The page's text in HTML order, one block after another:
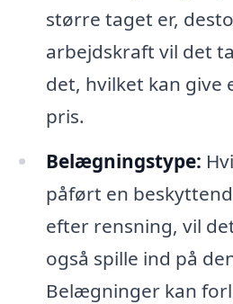
større taget er,
arbejdskraft vil det
det, hvilket kan give
pris.
Belægningstype:
påført en
efter rensning, vil
også spille ind på
Belægninger kan